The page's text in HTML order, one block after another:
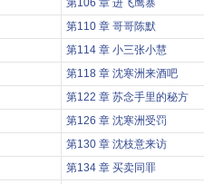
第106 章 进飞鹰寨
第110 章 哥哥陈默
第114 章 小三张小慧
第118 章 沈寒洲来酒吧
第122 章 苏念手里的秘方
第126 章 沈寒洲受罚
第130 章 沈枝意来访
第134 章 买卖同罪